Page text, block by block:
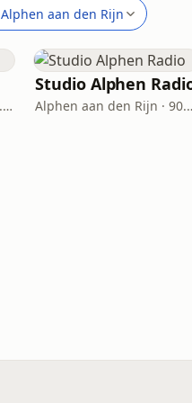
Alphen aan den Rijn
Alphen aan den Rijn · 99.2 FM
Studio Alphen
Alphen